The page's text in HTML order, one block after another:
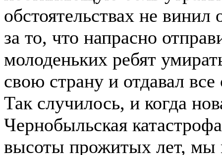
обстоятельствах не
за то, что напрасно
молоденьких ребят
свою страну и отдавал
Так случилось, и когда
Чернобыльская
высоты прожитых лет, мы